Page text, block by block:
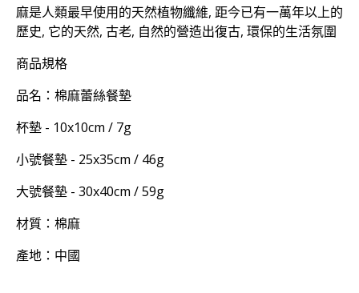
麻是人類最早使用的天然植物纖維, 距今已有一萬年以上的
歷史, 它的天然, 古老, 自然的營造出復古, 環保的生活氛圍
商品規格
品名：棉麻蕾絲餐墊
杯墊 - 10x10cm / 7g
小號餐墊 - 25x35cm / 46g
大號餐墊 - 30x40cm / 59g
材質：棉麻
產地：中國